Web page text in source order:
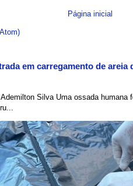
Página inicial
em carregamento de
Silva Uma ossada humana